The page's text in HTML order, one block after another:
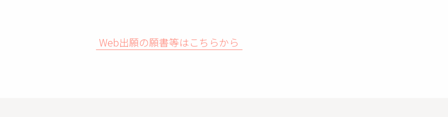
Web出願の願書等はこちらから